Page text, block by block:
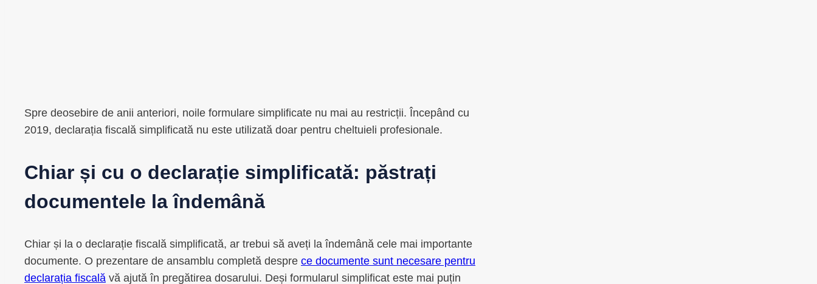
Spre deosebire de anii anteriori, noile formulare simplificate nu mai au restricții. Începând cu
2019, declarația fiscală simplificată nu este utilizată doar pentru cheltuieli profesionale.
Chiar și cu o declarație simplificată: păstrați
documentele la îndemână
Chiar și la o declarație fiscală simplificată, ar trebui să aveți la îndemână cele mai importante
documente. O prezentare de ansamblu completă despre ce documente sunt necesare pentru
declarația fiscală vă ajută în pregătirea dosarului. Deși formularul simplificat este mai puțin